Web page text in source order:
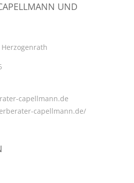
UND
capellmann.de
capellmann.de/